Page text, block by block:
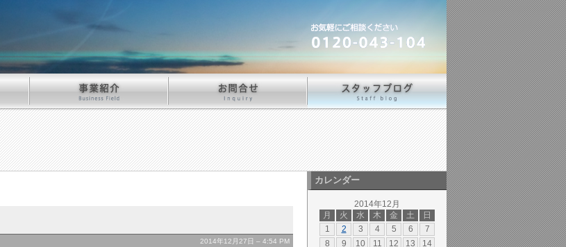
2014年12月27日 – 4:54 PM
カレンダー
2014年12月
月
火 水 木 金 土
日
1
2 3 4 5 6
7
8
9 10 11 12 13
14